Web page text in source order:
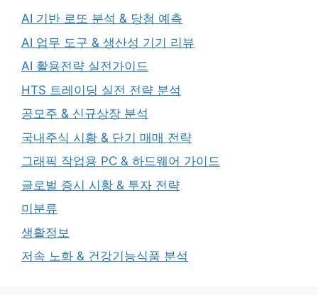
AI 기반 로또 분석 & 당첨 예측
AI 업무 도구 & 생산성 기기 리뷰
AI 활용전략 실전가이드
HTS 트레이딩 실전 전략 분석
공모주 & 신규상장 분석
국내주식 시황 & 단기 매매 전략
그래픽 작업용 PC & 하드웨어 가이드
글로벌 증시 시황 & 투자 전략
미분류
생활정보
저속 노화 & 건강기능식품 분석